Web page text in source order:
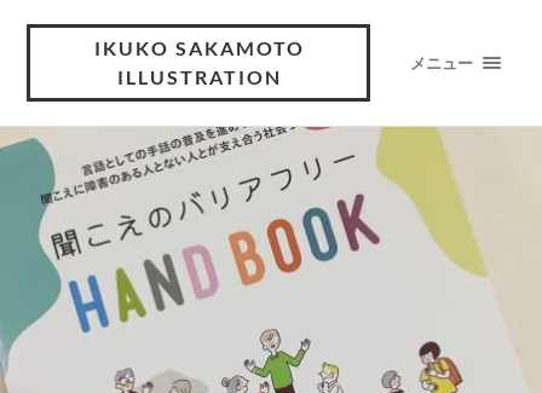
IKUKO SAKAMOTO
ILLUSTRATION
メニュー